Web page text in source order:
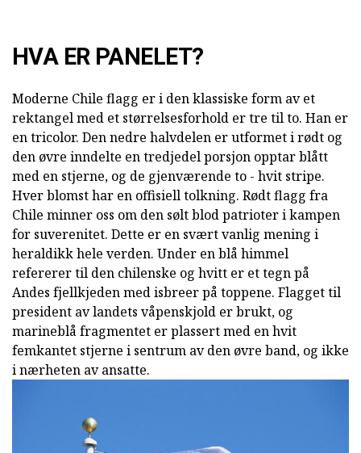
HVA ER PANELET?
Moderne Chile flagg er i den klassiske form av et
rektangel med et størrelsesforhold er tre til to. Han er
en tricolor. Den nedre halvdelen er utformet i rødt og
den øvre inndelte en tredjedel porsjon opptar blått
med en stjerne, og de gjenværende to - hvit stripe.
Hver blomst har en offisiell tolkning. Rødt flagg fra
Chile minner oss om den sølt blod patrioter i kampen
for suverenitet. Dette er en svært vanlig mening i
heraldikk hele verden. Under en blå himmel
refererer til den chilenske og hvitt er et tegn på
Andes fjellkjeden med isbreer på toppene. Flagget til
president av landets våpenskjold er brukt, og
marineblå fragmentet er plassert med en hvit
femkantet stjerne i sentrum av den øvre band, og ikke
i nærheten av ansatte.